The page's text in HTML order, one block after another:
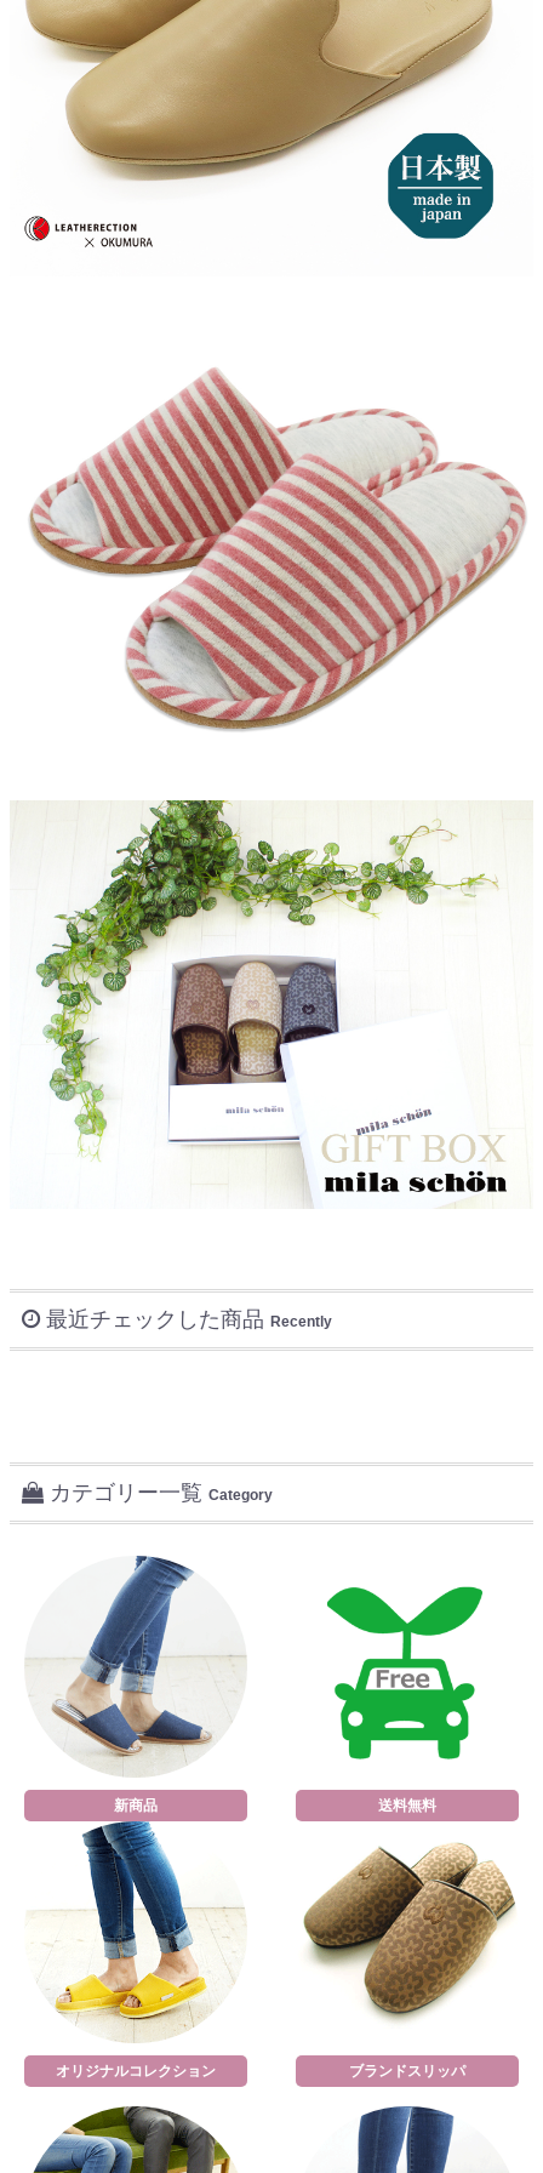
最近チェックした商品 Recently
カテゴリー一覧 Category
新商品 送料無料
オリジナルコレクション ブランドスリッパ